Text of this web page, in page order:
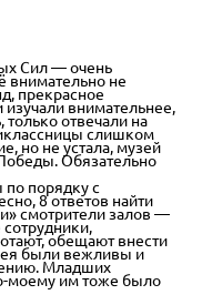
Сил — очень
внимательно не
прекрасное
внимательнее,
отвечали на
слишком
но не устала, музей
Обязательно
порядку с
8 ответов найти
смотрители залов —
обещают внести
были вежливы и
Младших
моему им тоже было